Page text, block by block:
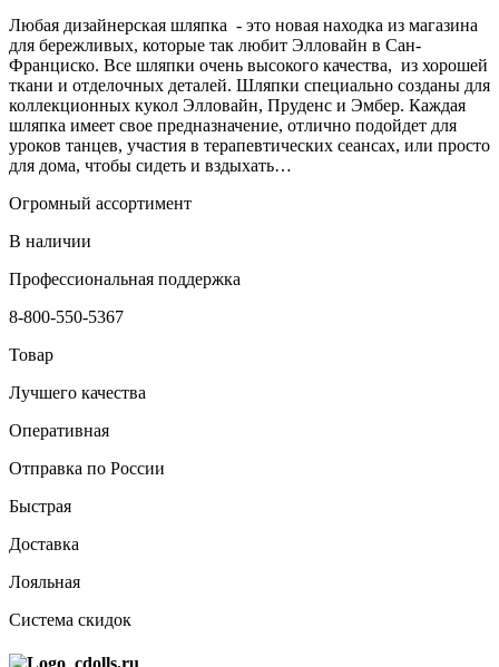
Любая дизайнерская шляпка - это новая находка из магазина
для бережливых, которые так любит Элловайн в Сан-
Франциско. Все шляпки очень высокого качества, из хорошей
ткани и отделочных деталей. Шляпки специально созданы для
коллекционных кукол Элловайн, Пруденс и Эмбер. Каждая
шляпка имеет свое предназначение, отлично подойдет для
уроков танцев, участия в терапевтических сеансах, или просто
для дома, чтобы сидеть и вздыхать…
Огромный ассортимент
В наличии
Профессиональная поддержка
8-800-550-5367
Товар
Лучшего качества
Оперативная
Отправка по России
Быстрая
Доставка
Лояльная
Система скидок